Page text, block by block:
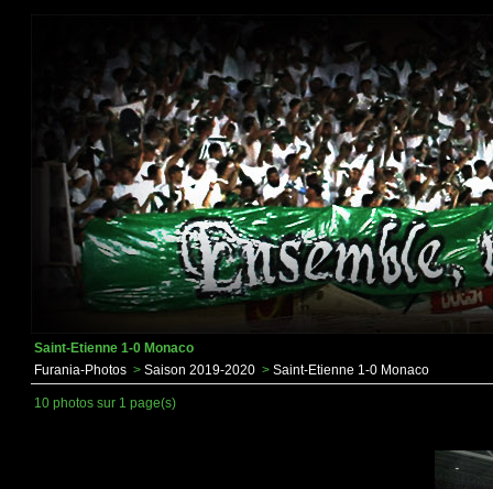
Saint-Etienne 1-0 Monaco
Furania-Photos > Saison 2019-2020 > Saint-Etienne 1-0 Monaco
10 photos sur 1 page(s)